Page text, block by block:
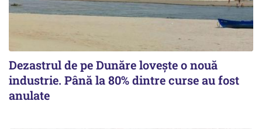
Dezastrul de pe Dunăre lovește o nouă
industrie. Până la 80% dintre curse au fost
anulate